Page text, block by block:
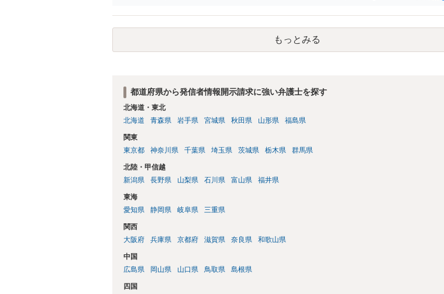
さらにいえば、利用者からの口コミ投稿の場合、開示請求者はある程度対象者を特定できてい
証拠による裏付けか必要なので発信者情報開示請求をする）というケースが比較的多いと思わ
もっとみる
都道府県から発信者情報開示請求に強い弁護士を探す
北海道・東北
北海道
青森県 岩手県 宮城県 秋田県 山形県 福島県
関東
東京都
神奈川県 千葉県 埼玉県 茨城県 栃木県 群馬県
北陸・甲信越
新潟県
長野県 山梨県 石川県 富山県 福井県
東海
愛知県
静岡県 岐阜県 三重県
関西
大阪府
兵庫県 京都府 滋賀県 奈良県 和歌山県
中国
広島県
岡山県 山口県 鳥取県 島根県
四国